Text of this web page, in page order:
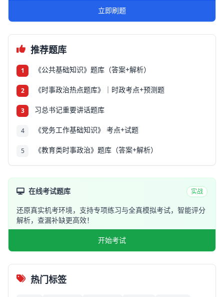
立即刷题
推荐题库
1 《公共基础知识》题库（答案+解析）
2 《时事政治热点题库》｜时政考点+预测题
3 习总书记重要讲话题库
4 《党务工作基础知识》 考点+试题
5 《教育类时事政治》题库（答案+解析）
在线考试题库 实战
还原真实机考环境，支持专项练习与全真模拟考试，智能评分
解析，查漏补缺更高效！
开始考试
热门标签